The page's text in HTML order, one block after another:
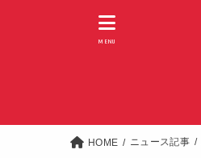
MENU
HOME ニュース記事